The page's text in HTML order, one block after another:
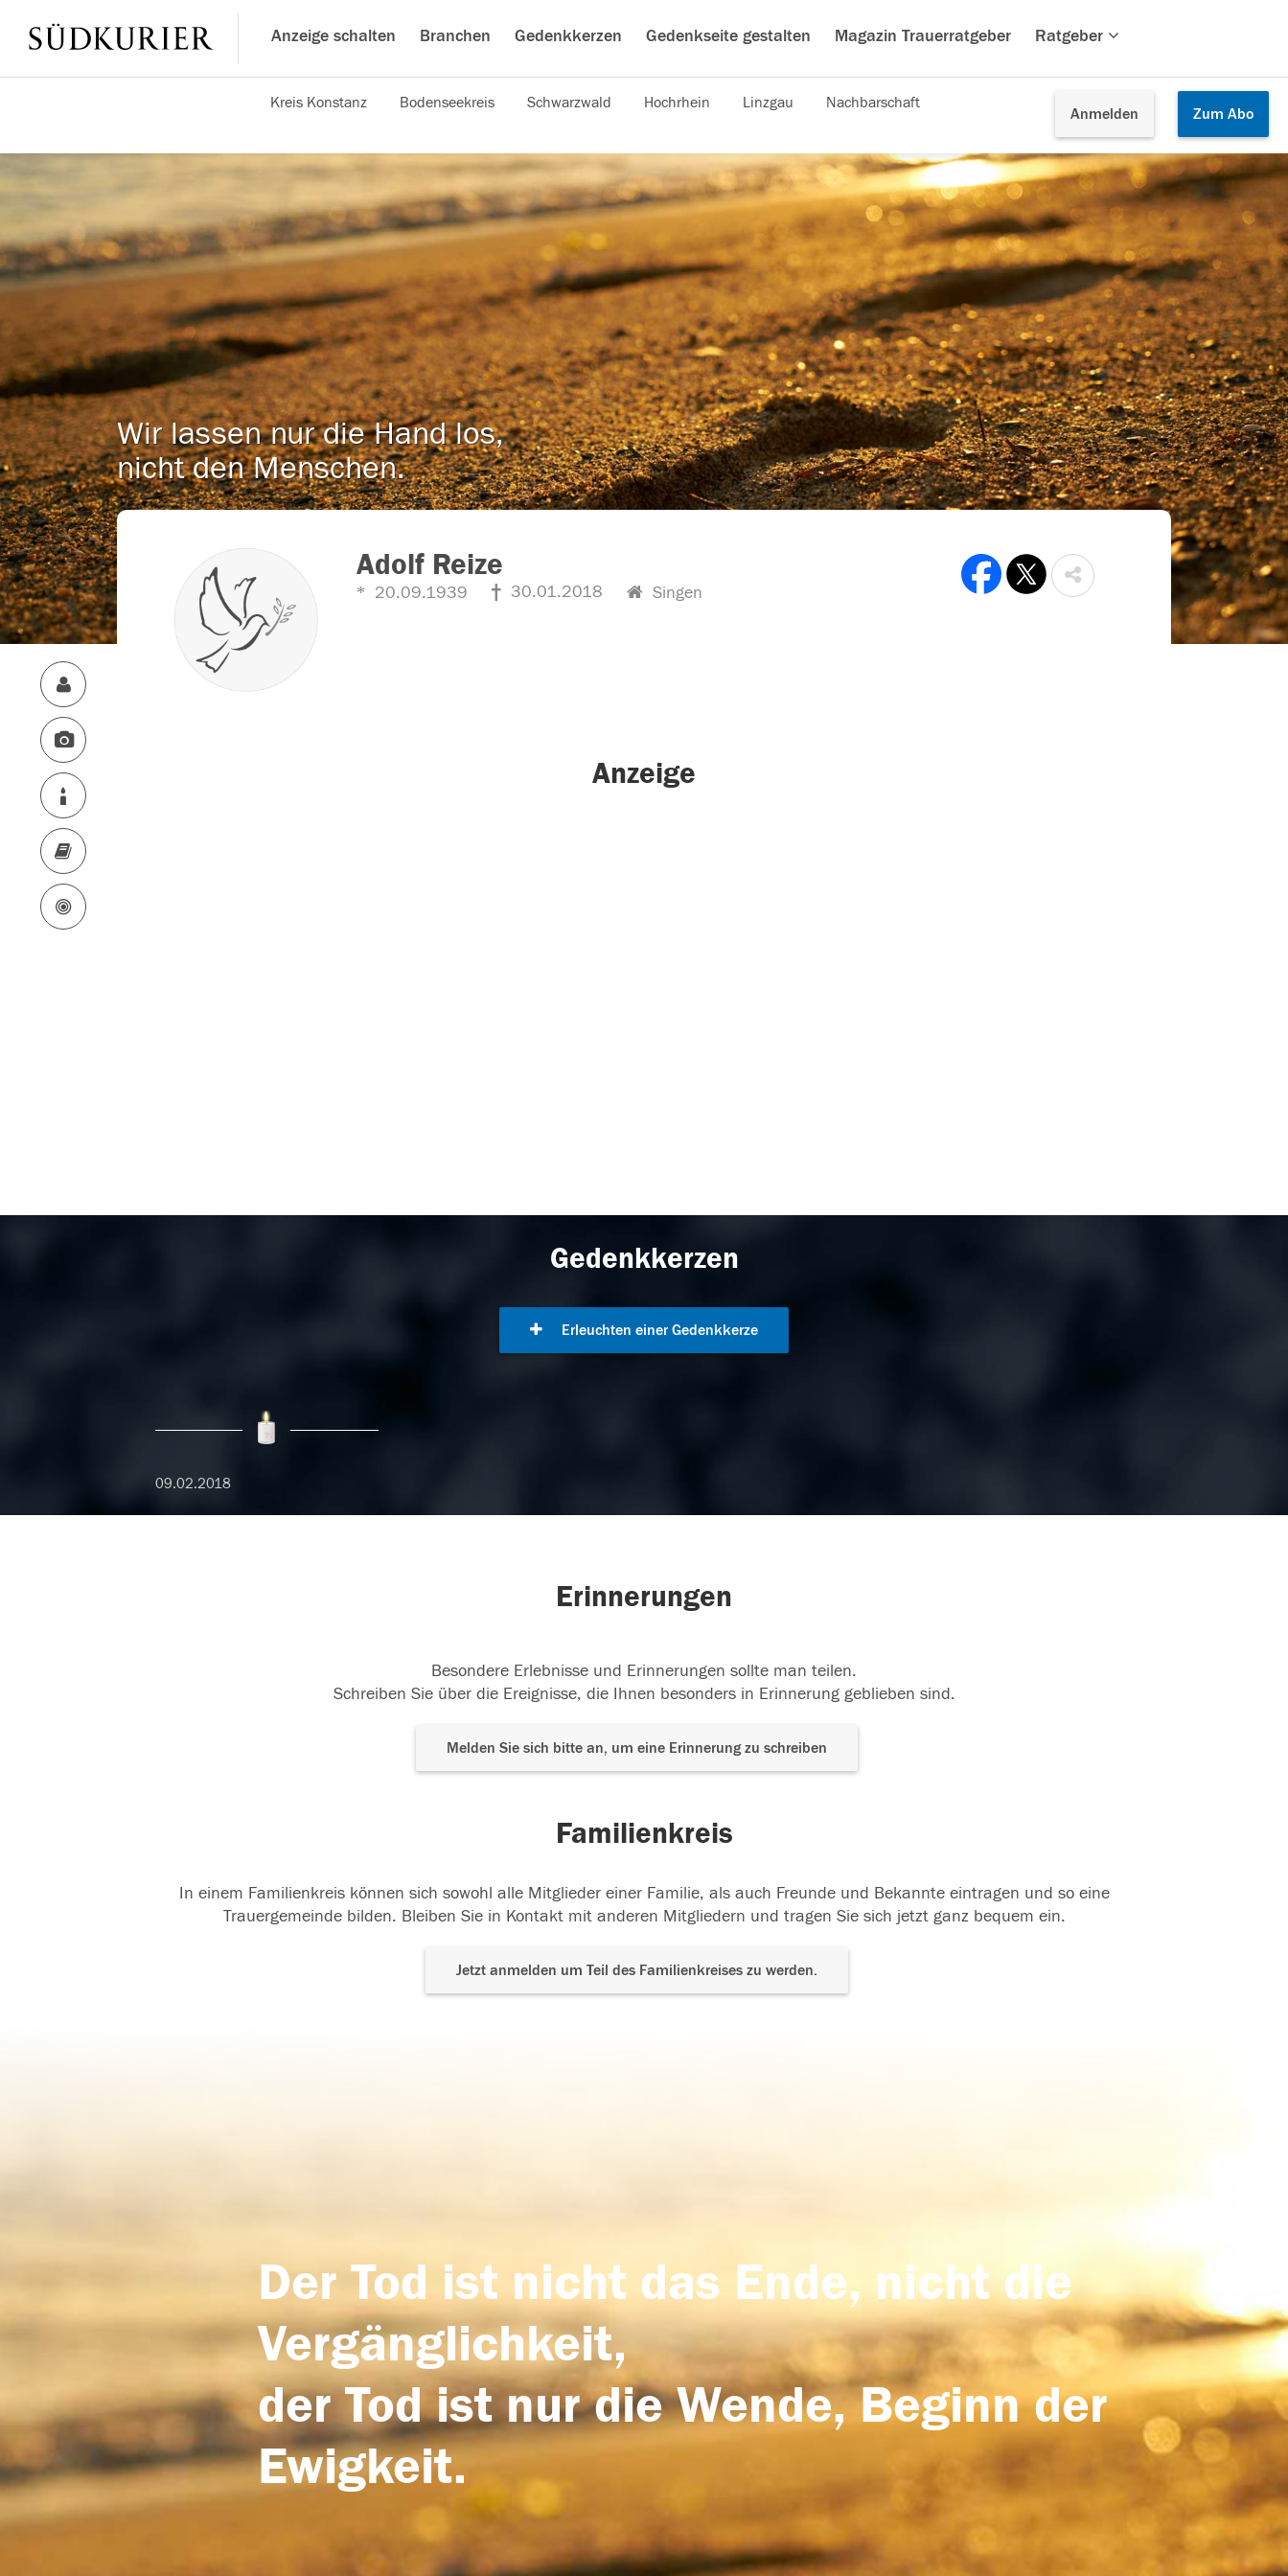
Anzeige schalten Branchen Gedenkkerzen Gedenkseite gestalten Magazin Trauerratgeber Ratgeber
Anmelden Zum Abo
Kreis Konstanz Bodenseekreis Schwarzwald Hochrhein Linzgau Nachbarschaft
Wir lassen nur die Hand los,
nicht den Menschen.
Adolf Reize
20.09.1939 30.01.2018 Singen
Anzeige
Gedenkkerzen
Erleuchten einer Gedenkkerze
09.02.2018
Erinnerungen
Besondere Erlebnisse und Erinnerungen sollte man teilen.
Schreiben Sie über die Ereignisse, die Ihnen besonders in Erinnerung geblieben sind.
Melden Sie sich bitte an, um eine Erinnerung zu schreiben
Familienkreis
In einem Familienkreis können sich sowohl alle Mitglieder einer Familie, als auch Freunde und Bekannte eintragen und so eine
Trauergemeinde bilden. Bleiben Sie in Kontakt mit anderen Mitgliedern und tragen Sie sich jetzt ganz bequem ein.
Jetzt anmelden um Teil des Familienkreises zu werden.
Der Tod ist nicht das Ende, nicht die
Vergänglichkeit,
der Tod ist nur die Wende, Beginn der
Ewigkeit.